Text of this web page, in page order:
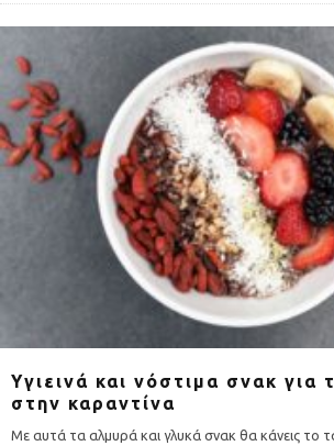
Υγιεινά και νόστιμα σνακ για
στην καραντίνα
Με αυτά τα αλμυρά και γλυκά σνακ θα κάνεις το